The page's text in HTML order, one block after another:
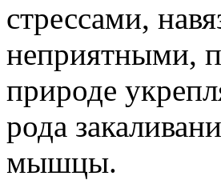
стрессами,
неприятными,
природе
рода
мышцы.